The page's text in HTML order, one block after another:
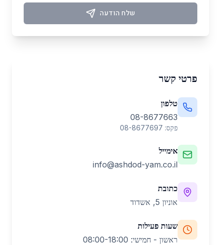
שלח הודעה
פרטי קשר
טלפון
08-8677663
פקס: 08-8677697
אימייל
info@ashdod-yam.co.il
כתובת
אוניון 5, אשדוד
שעות פעילות
ראשון - חמישי: 08:00-18:00